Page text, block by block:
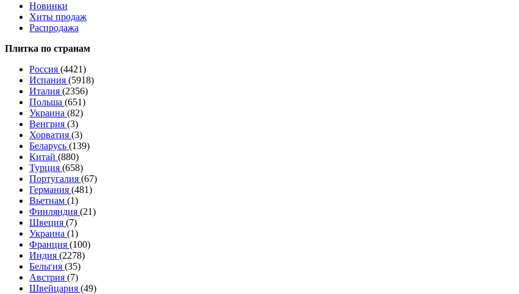
Новинки
Хиты продаж
Распродажа
Плитка по странам
Россия (4421)
Испания (5918)
Италия (2356)
Польша (651)
Украина (82)
Венгрия (3)
Хорватия (3)
Беларусь (139)
Китай (880)
Турция (658)
Португалия (67)
Германия (481)
Вьетнам (1)
Финляндия (21)
Швеция (7)
Украина (1)
Франция (100)
Индия (2278)
Бельгия (35)
Австрия (7)
Швейцария (49)